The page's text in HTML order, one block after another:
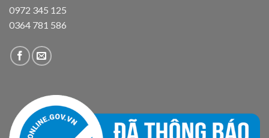
0972 345 125
0364 781 586